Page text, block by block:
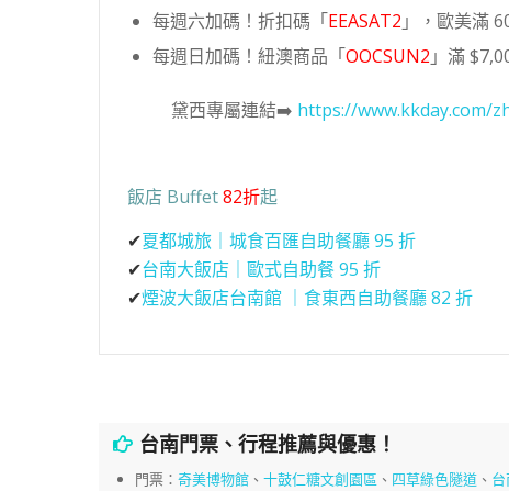
每週六加碼！折扣碼「EEASAT2 」，歐美滿
每週日加碼！紐澳商品「OOCSUN2 」滿
黛西專屬連結➡️ https://www.kkday.com/
飯店 Buffet82折起
✔夏都城旅｜城食百匯自助餐廳 95 折
✔台南大飯店｜歐式自助餐 95 折
✔煙波大飯店台南館 ｜食東西自助餐廳 82 折
台南門票、行程推薦與優惠！
門票：奇美博物館 、十鼓仁糖文創園區 、 四草綠色隧道 、